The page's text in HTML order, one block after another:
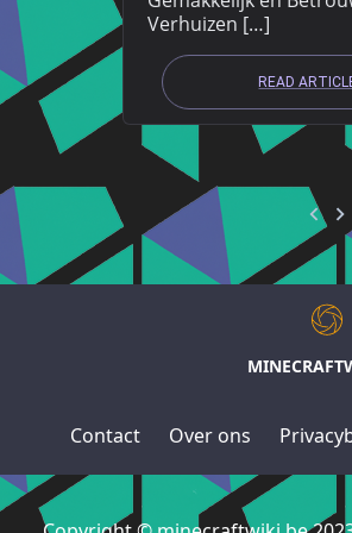
Verhuizen […]
READ
Contact Over ons